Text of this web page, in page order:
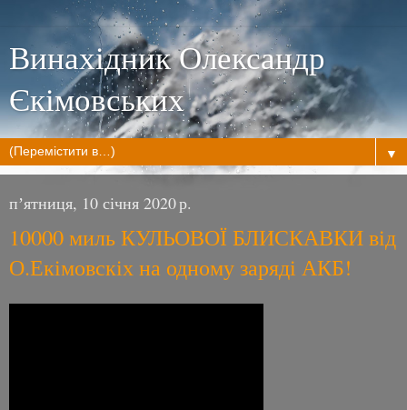
Винахідник Олександр
Єкімовських
▼
пʼятниця, 10 січня 2020 р.
10000 миль КУЛЬОВОЇ БЛИСКАВКИ від
О.Екімовскіх на одному заряді АКБ!